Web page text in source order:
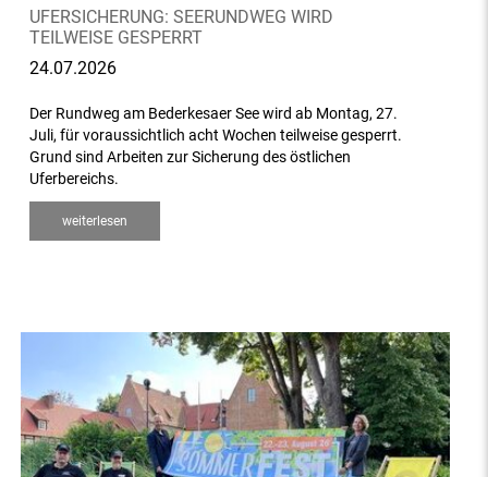
UFERSICHERUNG: SEERUNDWEG WIRD
TEILWEISE GESPERRT
24.07.2026
Der Rundweg am Bederkesaer See wird ab Montag, 27.
Juli, für voraussichtlich acht Wochen teilweise gesperrt.
Grund sind Arbeiten zur Sicherung des östlichen
Uferbereichs.
weiterlesen